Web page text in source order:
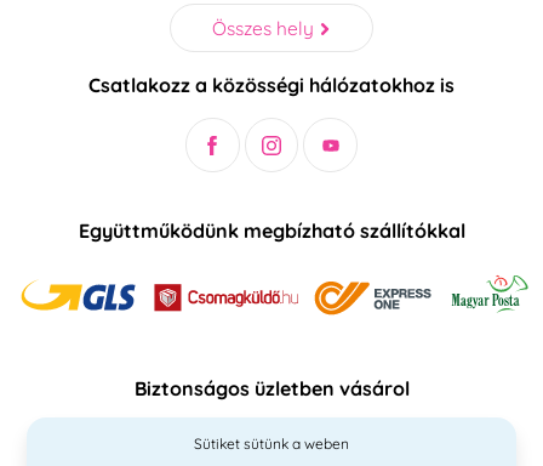
Összes hely
Csatlakozz a közösségi hálózatokhoz is
Együttműködünk megbízható szállítókkal
Biztonságos üzletben vásárol
Sütiket sütünk a weben